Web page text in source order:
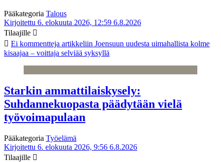
Pääkategoria Talous
Kirjoitettu 6. elokuuta 2026, 12:59 6.8.2026
Tilaajille
Ei kommentteja artikkeliin Joensuun uudesta uimahallista kolme
kisaajaa – voittaja selviää syksyllä
Starkin ammattilaiskysely:
Suhdannekuopasta päädytään vielä
työvoimapulaan
Pääkategoria Työelämä
Kirjoitettu 6. elokuuta 2026, 9:56 6.8.2026
Tilaajille